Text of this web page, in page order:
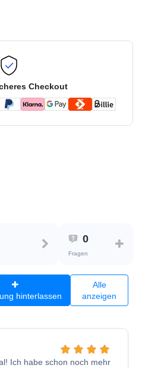
Checkout
0
Fragen
hinterlassen
Alle
anzeigen
Ich habe schon noch mehr